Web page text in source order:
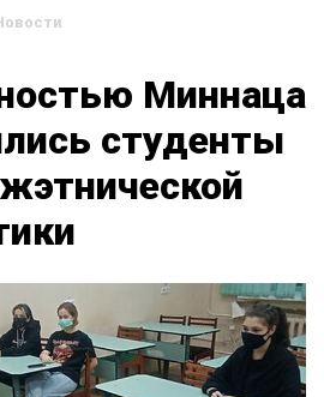
Миннаца
студенты